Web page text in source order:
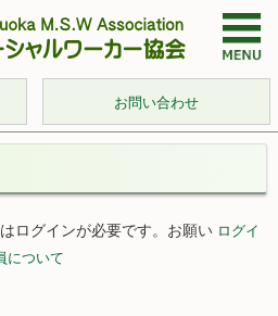
お問い合わせ
ログインが必要です。お願い ログイ
について